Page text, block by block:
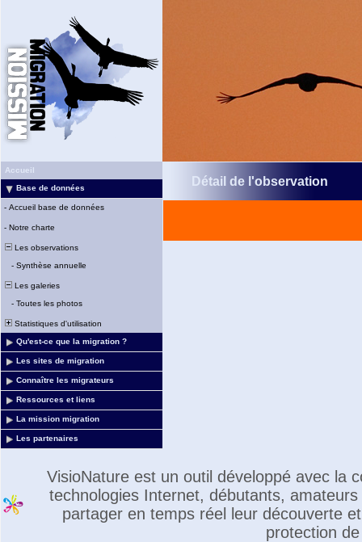
Accueil
Base de données
- Accueil base de données
- Notre charte
Les observations
- Synthèse annuelle
Les galeries
- Toutes les photos
Statistiques d'utilisation
Qu'est-ce que la migration ?
Les sites de migration
Connaître les migrateurs
Ressources et liens
La mission migration
Les partenaires
Détail de l'observation
VisioNature est un outil développé avec la
technologies Internet, débutants,
partager en temps réel leur découverte
protection